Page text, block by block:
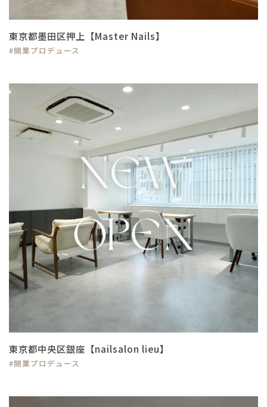
東京都墨田区押上【Master Nails】
#開業プロデュース
東京都中央区銀座【nailsalon lieu】
#開業プロデュース